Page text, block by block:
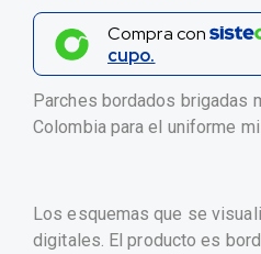
Compra con
cupo.
Parches bordados brigadas
Colombia para el uniforme
Los esquemas que se
digitales. El producto es